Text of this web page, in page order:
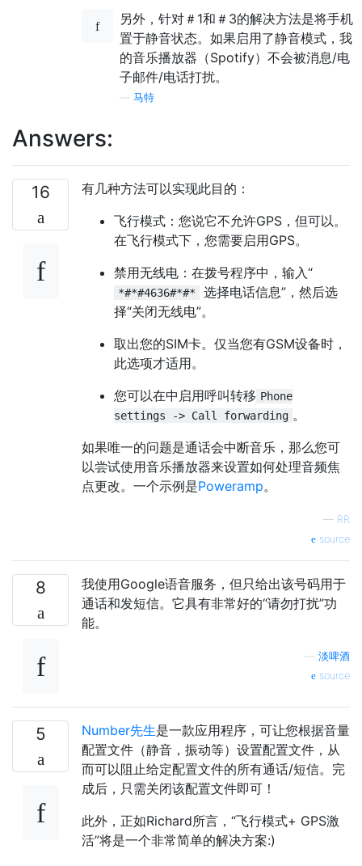
另外，针对＃1和＃3的解决方法是将手机
置于静音状态。如果启用了静音模式，我
的音乐播放器（Spotify）不会被消息/电
子邮件/电话打扰。
马特
Answers:
16
有几种方法可以实现此目的：
飞行模式：您说它不允许GPS，但可以。
在飞行模式下，您需要启用GPS。
禁用无线电：在拨号程序中，输入“
*#*#4636#*#*
选择电话信息”，然后选
择“关闭无线电”。
取出您的SIM卡。仅当您有GSM设备时，
此选项才适用。
您可以在中启用呼叫转移 Phone
settings -> Call forwarding 。
如果唯一的问题是通话会中断音乐，那么您可
以尝试使用音乐播放器来设置如何处理音频焦
点更改。一个示例是Poweramp。
— RR
source
8
我使用Google语音服务，但只给出该号码用于
通话和发短信。它具有非常好的“请勿打扰”功
能。
淡啤酒
source
5 Number先生是一款应用程序，可让您根据音量
配置文件（静音，振动等）设置配置文件，从
而可以阻止给定配置文件的所有通话/短信。完
成后，只需关闭该配置文件即可！
此外，正如Richard所言，“飞行模式+ GPS激
活”将是一个非常简单的解决方案:)